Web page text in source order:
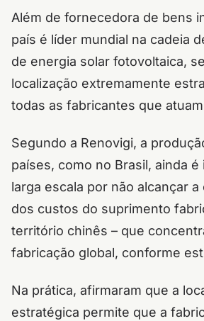
Além de fornecedora de bens
país é líder mundial na cadeia
de energia solar fotovoltaica,
localização extremamente
todas as fabricantes que
Segundo a Renovigi, a
países, como no Brasil, ainda é
larga escala por não alcançar
dos custos do suprimento
território chinês – que
fabricação global, conforme
Na prática, afirmaram que a
estratégica permite que a